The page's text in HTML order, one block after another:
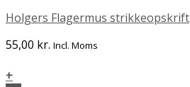
Holgers Flagermus strikkeopskrift
55,00 kr. Incl. Moms
+